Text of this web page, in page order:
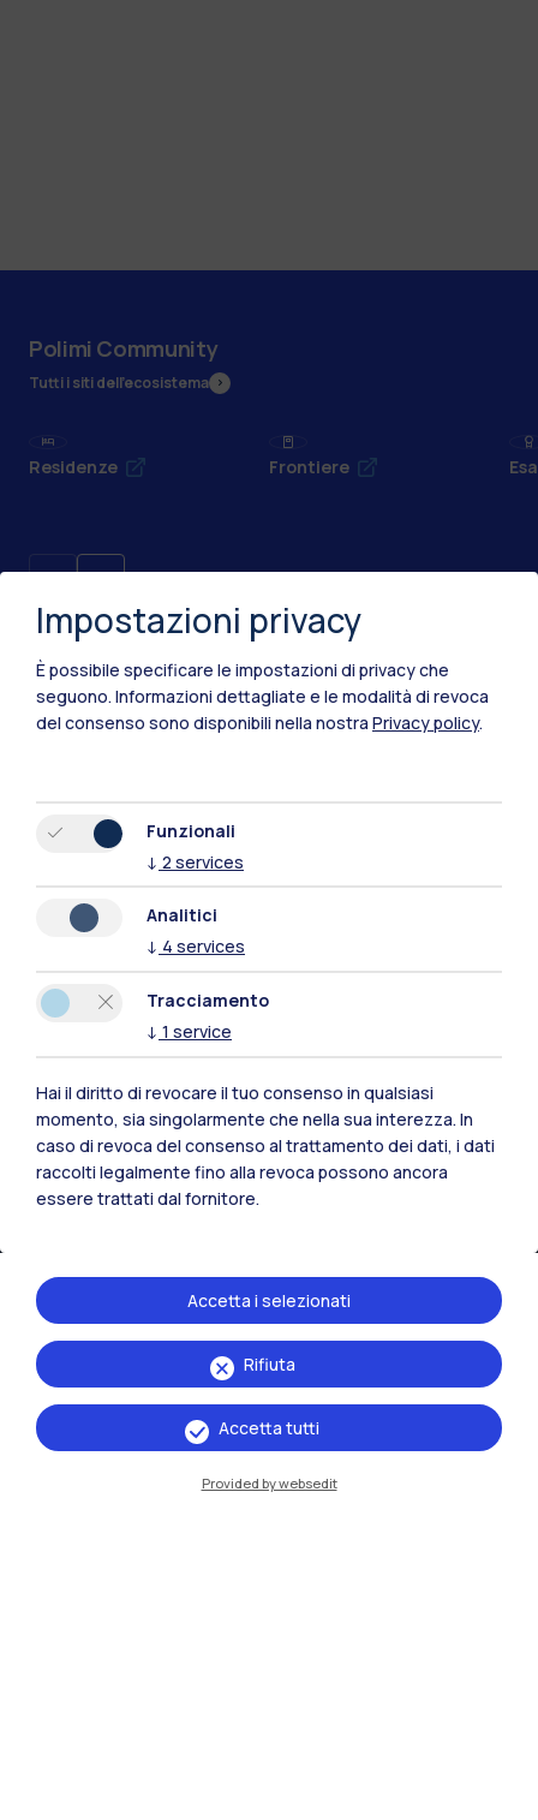
Polimi Community
Tutti i siti dell’ecosistema
Residenze Frontiere
Sedi
Milano Leonardo
Milano Bovisa
Lecco
Mantova
Piacenza
Naviga il sito
Risorse
Contattaci
Impostazioni privacy
È possibile specificare le impostazioni di privacy che
seguono. Informazioni dettagliate e le modalità di revoca
del consenso sono disponibili nella nostra Privacy policy.
Funzionali
↓ 2 services
Analitici
↓ 4 services
Tracciamento
↓ 1 service
Hai il diritto di revocare il tuo consenso in qualsiasi
momento, sia singolarmente che nella sua interezza. In
caso di revoca del consenso al trattamento dei dati, i dati
raccolti legalmente fino alla revoca possono ancora
essere trattati dal fornitore.
Rifiuta
Accetta i selezionati
Accetta tutti
Provided by websedit